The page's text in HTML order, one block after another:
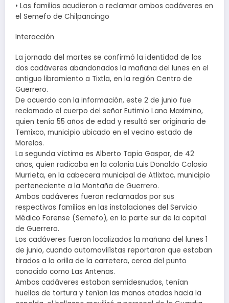
• Las familias acudieron a reclamar ambos cadáveres en
el Semefo de Chilpancingo
Interacción
La jornada del martes se confirmó la identidad de los
dos cadáveres abandonados la mañana del lunes en el
antiguo libramiento a Tixtla, en la región Centro de
Guerrero.
De acuerdo con la información, este 2 de junio fue
reclamado el cuerpo del señor Eutimio Lano Maximino,
quien tenía 55 años de edad y resultó ser originario de
Temixco, municipio ubicado en el vecino estado de
Morelos.
La segunda víctima es Alberto Tapia Gaspar, de 42
años, quien radicaba en la colonia Luis Donaldo Colosio
Murrieta, en la cabecera municipal de Atlixtac, municipio
perteneciente a la Montaña de Guerrero.
Ambos cadáveres fueron reclamados por sus
respectivas familias en las instalaciones del Servicio
Médico Forense (Semefo), en la parte sur de la capital
de Guerrero.
Los cadáveres fueron localizados la mañana del lunes 1
de junio, cuando automovilístas reportaron que estaban
tirados a la orilla de la carretera, cerca del punto
conocido como Las Antenas.
Ambos cadáveres estaban semidesnudos, tenían
huellas de tortura y tenían las manos atadas hacia la